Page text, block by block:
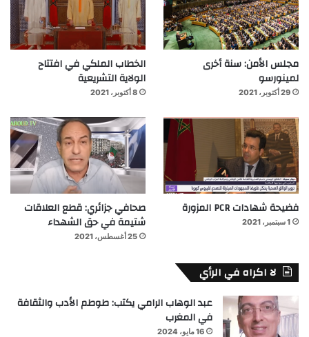
مجلس الأمن: سنة أخرى
لمينورسو
29 أكتوبر، 2021
الخطاب الملكي في افتتاح
الولاية التشريعية
8 أكتوبر، 2021
فضيحة شهادات PCR المزورة
1 سبتمبر، 2021
صحافي جزائري: قطع العلاقات
شتيمة في حق الشهداء
25 أغسطس، 2021
لا اكراه في الرأي
عبد الوهاب الرامي يكتب: طوطم الأدب والثقافة
في المغرب
16 مايو، 2024